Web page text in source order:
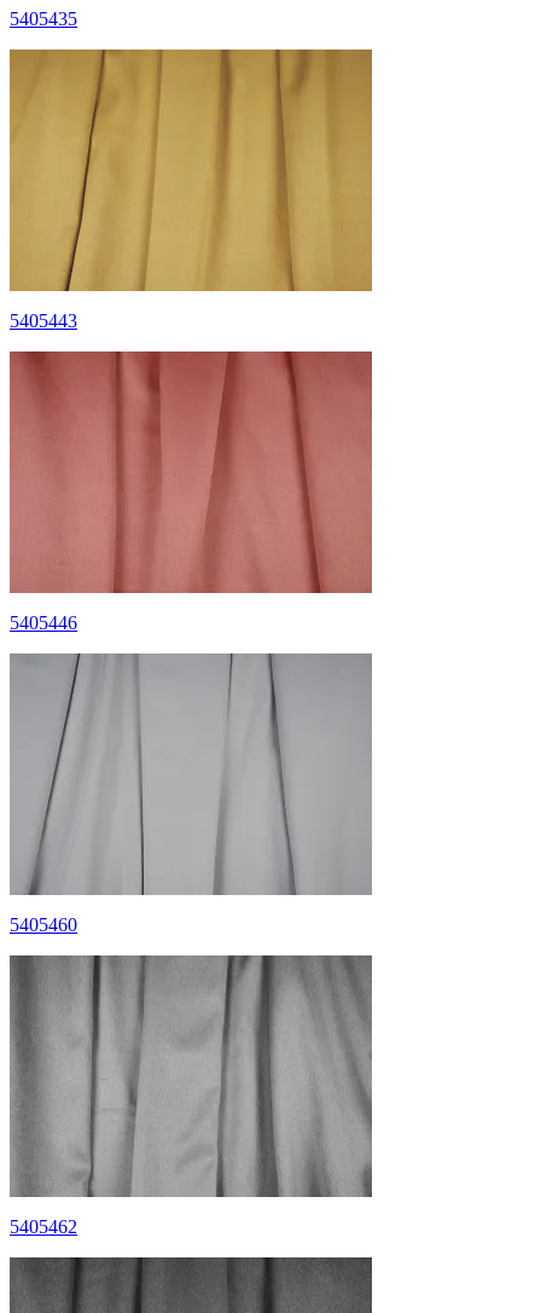
5405435
5405443
5405446
5405460
5405462